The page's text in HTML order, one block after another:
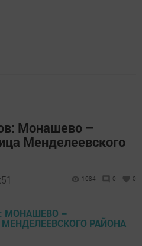
Монашево –
Менделеевского
1084 0 0